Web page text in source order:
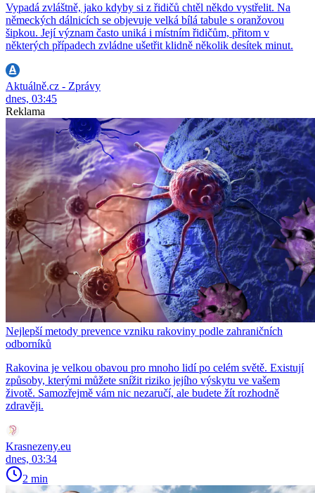
Vypadá zvláštně, jako kdyby si z řidičů chtěl někdo vystřelit. Na
německých dálnicích se objevuje velká bílá tabule s oranžovou
šipkou. Její význam často uniká i místním řidičům, přitom v
některých případech zvládne ušetřit klidně několik desítek minut.
Aktuálně.cz - Zprávy
dnes, 03:45
Reklama
Nejlepší metody prevence vzniku rakoviny podle zahraničních
odborníků
Rakovina je velkou obavou pro mnoho lidí po celém světě. Existují
způsoby, kterými můžete snížit riziko jejího výskytu ve vašem
životě. Samozřejmě vám nic nezaručí, ale budete žít rozhodně
zdravěji.
Krasnezeny.eu
dnes, 03:34
2 min